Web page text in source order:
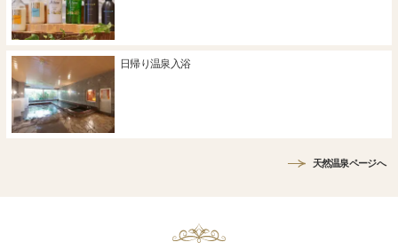
日帰り温泉入浴
天然温泉ページへ